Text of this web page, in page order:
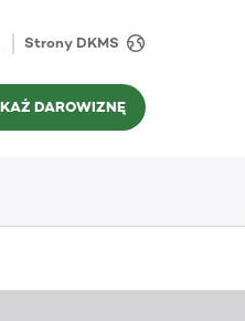
Strony DKMS
DAROWIZNĘ